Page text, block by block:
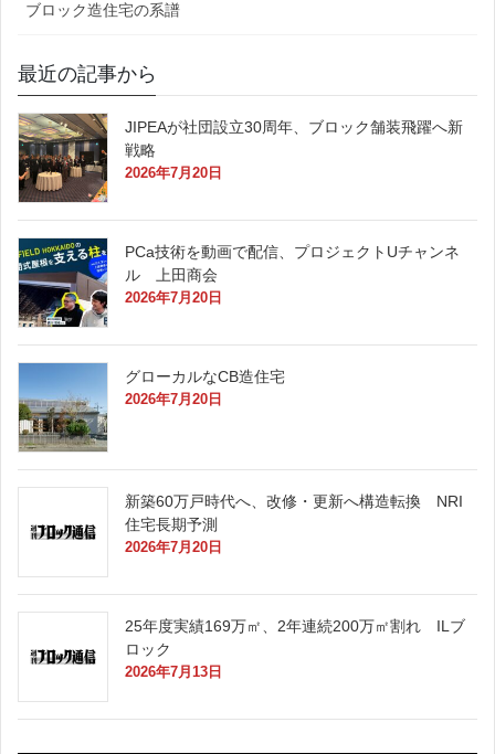
ブロック造住宅の系譜
最近の記事から
JIPEAが社団設立30周年、ブロック舗装飛躍へ新
戦略
2026年7月20日
PCa技術を動画で配信、プロジェクトUチャンネ
ル 上田商会
2026年7月20日
グローカルなCB造住宅
2026年7月20日
新築60万戸時代へ、改修・更新へ構造転換 NRI
住宅長期予測
2026年7月20日
25年度実績169万㎡、2年連続200万㎡割れ ILブ
ロック
2026年7月13日